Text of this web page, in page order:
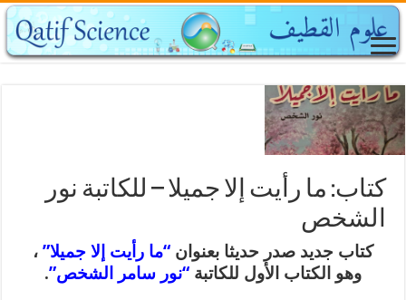
كتاب: ما رأيت إلا جميلا – للكاتبة نور
الشخص
كتاب جديد صدر حديثا بعنوان “ما رأيت إلا جميلا” ،
وهو الكتاب الأول للكاتبة “نور سامر الشخص”.